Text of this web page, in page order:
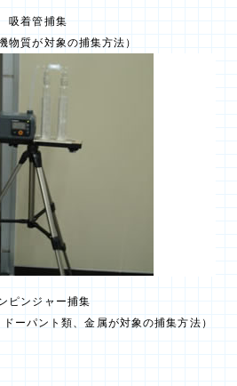
ピンジャー捕集
ーパント類、金属が対象の捕集方法）
吸着管捕集
物質が対象の捕集方法）